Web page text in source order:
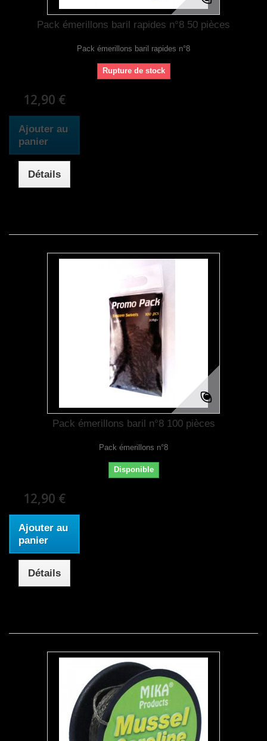
Pack émerillons baril rapides n°8 50 pièces
Pack émerillons baril rapides n°8
Rupture de stock
12,90 €
Ajouter au
panier
Détails
Pack émerillons baril n°8 100 pièces
Pack émerillons n°8
Disponible
12,90 €
Ajouter au
panier
Détails